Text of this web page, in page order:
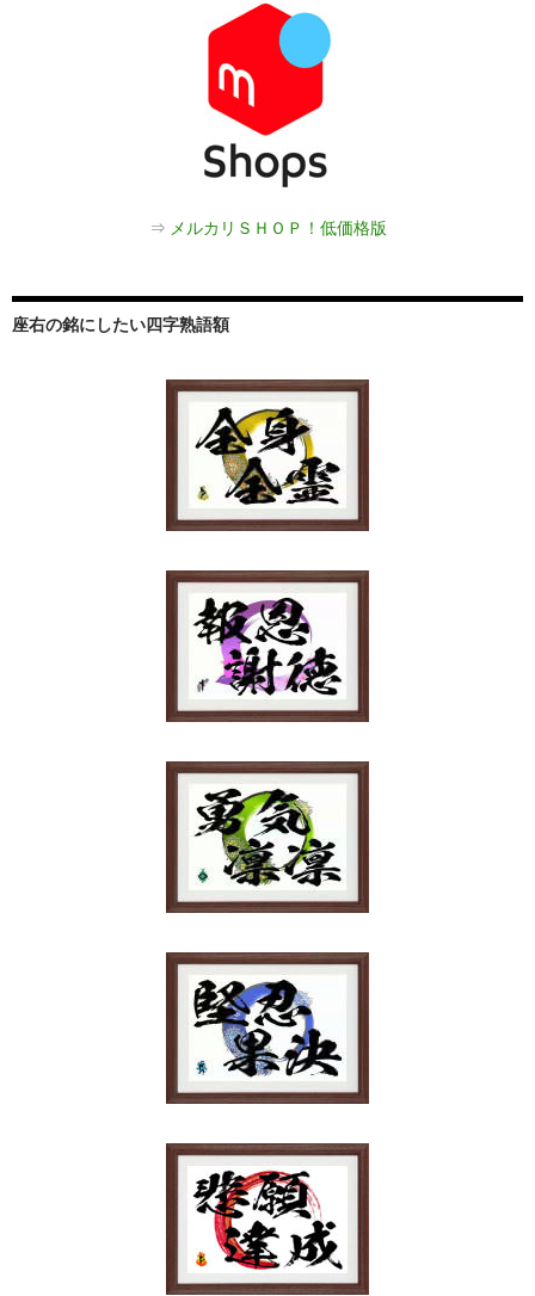
⇒ メルカリＳＨＯＰ！低価格版
座右の銘にしたい四字熟語額